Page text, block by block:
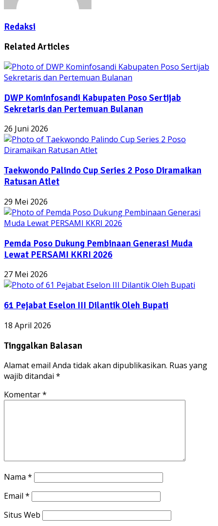
Redaksi
Related Articles
DWP Kominfosandi Kabupaten Poso Sertijab
Sekretaris dan Pertemuan Bulanan
26 Juni 2026
Taekwondo Palindo Cup Series 2 Poso Diramaikan
Ratusan Atlet
29 Mei 2026
Pemda Poso Dukung Pembinaan Generasi Muda
Lewat PERSAMI KKRI 2026
27 Mei 2026
61 Pejabat Eselon III Dilantik Oleh Bupati
18 April 2026
Tinggalkan Balasan
Alamat email Anda tidak akan dipublikasikan. Ruas yang
wajib ditandai *
Komentar*
Nama *
Email *
Situs Web